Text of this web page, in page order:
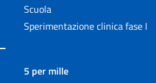
Scuola
Sperimentazione clinica fase I
5 per mille